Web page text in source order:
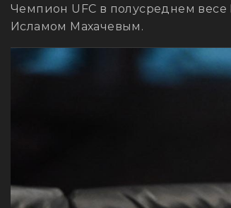
Чемпион UFC в полусреднем весе
Исламом Махачевым.